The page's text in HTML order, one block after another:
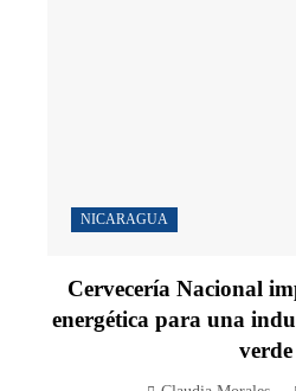
NICARAGUA
Cervecería Nacional
energética para una
verde